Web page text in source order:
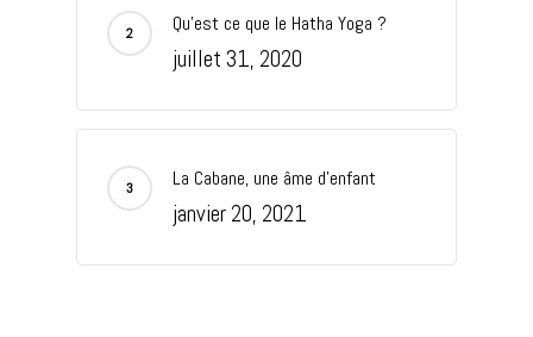
Qu’est ce que le Hatha Yoga ?
juillet 31, 2020
La Cabane, une âme d’enfant
janvier 20, 2021
Esprit
Nos Pratiques
Cours
Formation
Stages